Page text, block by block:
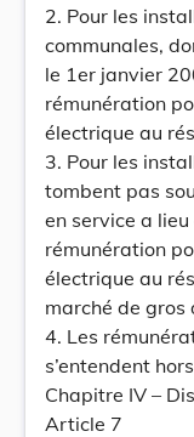
2. Pour les
communales,
le 1er janvier
rémunération
électrique au
3. Pour les
tombent pas
en service a
rémunération
électrique au
marché de gros
4. Les
s’entendent
Chapitre IV –
Article 7